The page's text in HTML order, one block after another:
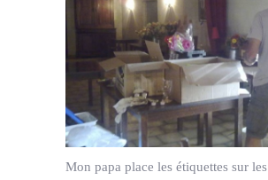
Mon papa place les étiquettes sur les